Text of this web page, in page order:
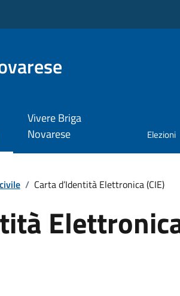
Vivere Briga
Novarese
Elezioni
/ Carta d’Identità Elettronica (CIE)